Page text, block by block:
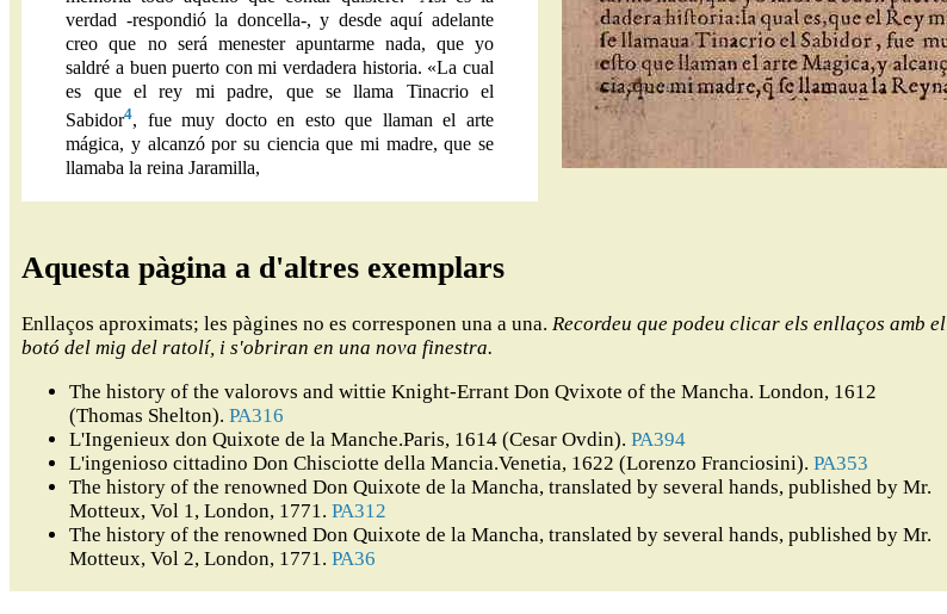
verdad -respondió la doncella-, y desde aquí adelante
creo que no será menester apuntarme nada, que yo
saldré a buen puerto con mi verdadera historia. «La cual
es que el rey mi padre, que se llama Tinacrio el
Sabidor4, fue muy docto en esto que llaman el arte
mágica, y alcanzó por su ciencia que mi madre, que se
llamaba la reina Jaramilla,
Aquesta pàgina a d'altres exemplars
Enllaços aproximats; les pàgines no es corresponen una a una. Recordeu que podeu clicar els enllaços amb el
botó del mig del ratolí, i s'obriran en una nova finestra.
The history of the valorovs and wittie Knight-Errant Don Qvixote of the Mancha. London, 1612
(Thomas Shelton). PA316
L'Ingenieux don Quixote de la Manche.Paris, 1614 (Cesar Ovdin). PA394
L'ingenioso cittadino Don Chisciotte della Mancia.Venetia, 1622 (Lorenzo Franciosini). PA353
The history of the renowned Don Quixote de la Mancha, translated by several hands, published by Mr.
Motteux, Vol 1, London, 1771. PA312
The history of the renowned Don Quixote de la Mancha, translated by several hands, published by Mr.
Motteux, Vol 2, London, 1771. PA36